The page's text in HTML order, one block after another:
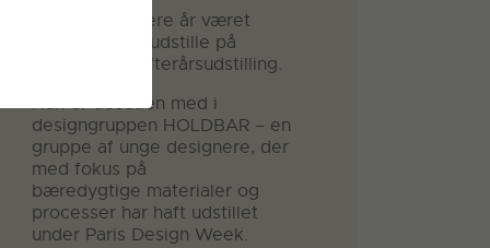
Miriam har i flere år været
inviteret til at udstille på
Snedkernes Efterårsudstilling.
Hun er desuden med i
designgruppen HOLDBAR – en
gruppe af unge designere, der
med fokus på
bæredygtige materialer og
processer har haft udstillet
under Paris Design Week.